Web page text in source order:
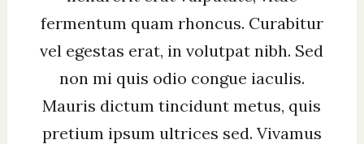
fermentum quam rhoncus. Curabitur
vel egestas erat, in volutpat nibh. Sed
non mi quis odio congue iaculis.
Mauris dictum tincidunt metus, quis
pretium ipsum ultrices sed. Vivamus